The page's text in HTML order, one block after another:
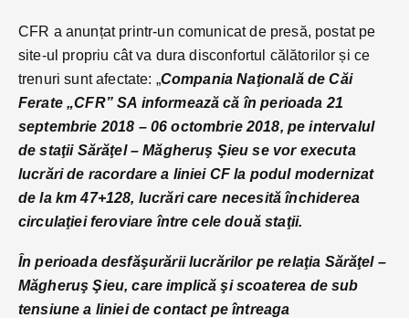
CFR a anunțat printr-un comunicat de presă, postat pe
site-ul propriu cât va dura disconfortul călătorilor și ce
trenuri sunt afectate: „Compania Naţională de Căi
Ferate „CFR” SA informează că în perioada 21
septembrie 2018 – 06 octombrie 2018, pe intervalul
de staţii Sărăţel – Măgheruş Şieu se vor executa
lucrări de racordare a liniei CF la podul modernizat
de la km 47+128, lucrări care necesită închiderea
circulaţiei feroviare între cele două staţii.
În perioada desfăşurării lucrărilor pe relaţia Sărăţel –
Măgheruş Şieu, care implică şi scoaterea de sub
tensiune a liniei de contact pe întreaga